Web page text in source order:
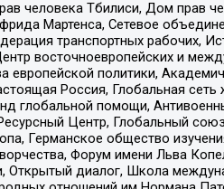
человека Тбилиси, Дом прав
Мартенса, Сетевое
транспортных рабочих,
восточноевропейских и
политики,
Россия, Глобальная
глобальной помощи,
Центр, Глобальный
Германское общество
Форум имени Льва
диалог, Школа